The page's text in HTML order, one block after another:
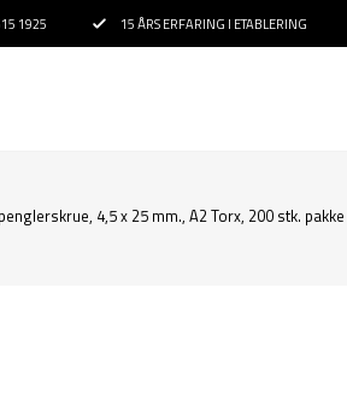
1925 15 ÅRS ERFARING I ETABLERING
4,5 x 25 mm., A2 Torx, 200 stk. pakke